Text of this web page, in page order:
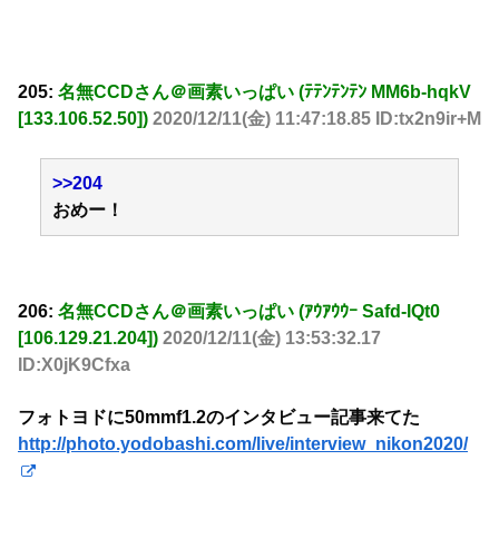
205: 名無CCDさん＠画素いっぱい (ﾃﾃﾝﾃﾝﾃﾝ MM6b-hqkV
[133.106.52.50]) 2020/12/11(金) 11:47:18.85 ID:tx2n9ir+M
>>204
おめー！
206: 名無CCDさん＠画素いっぱい (ｱｳｱｳｳｰ Safd-lQt0
[106.129.21.204]) 2020/12/11(金) 13:53:32.17
ID:X0jK9Cfxa
フォトヨドに50mmf1.2のインタビュー記事来てた
http://photo.yodobashi.com/live/interview_nikon2020/